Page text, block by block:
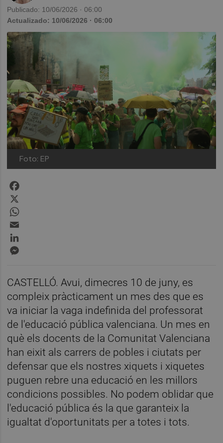
Publicado: 10/06/2026 · 06:00
Actualizado: 10/06/2026 · 06:00
Foto: EP
CASTELLÓ. Avui, dimecres 10 de juny, es
compleix pràcticament un mes des que es
va iniciar la vaga indefinida del professorat
de l'educació pública valenciana. Un mes en
què els docents de la Comunitat Valenciana
han eixit als carrers de pobles i ciutats per
defensar que els nostres xiquets i xiquetes
puguen rebre una educació en les millors
condicions possibles. No podem oblidar que
l'educació pública és la que garanteix la
igualtat d'oportunitats per a totes i tots.